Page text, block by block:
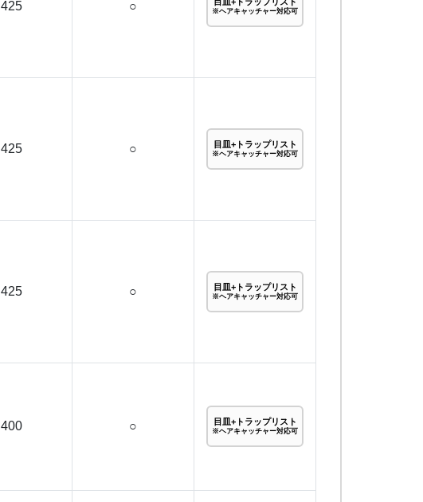
425 ○ ※ヘアキャッチャー対応可
425 ○ 目皿+トラップリスト
※ヘアキャッチャー対応可
425 ○ 目皿+トラップリスト
※ヘアキャッチャー対応可
400 ○ 目皿+トラップリスト
※ヘアキャッチャー対応可